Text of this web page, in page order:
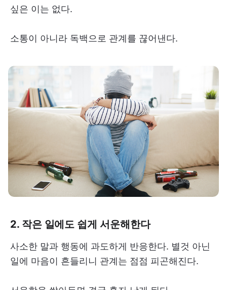
싶은 이는 없다.
소통이 아니라 독백으로 관계를 끊어낸다.
2. 작은 일에도 쉽게 서운해한다
사소한 말과 행동에 과도하게 반응한다. 별것 아닌
일에 마음이 흔들리니 관계는 점점 피곤해진다.